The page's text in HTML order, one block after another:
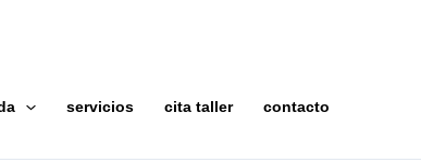
servicios cita taller contacto